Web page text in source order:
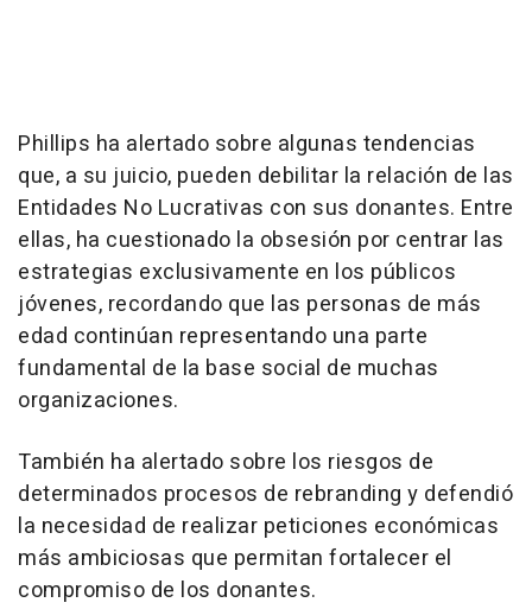
Phillips ha alertado sobre algunas tendencias
que, a su juicio, pueden debilitar la relación de las
Entidades No Lucrativas con sus donantes. Entre
ellas, ha cuestionado la obsesión por centrar las
estrategias exclusivamente en los públicos
jóvenes, recordando que las personas de más
edad continúan representando una parte
fundamental de la base social de muchas
organizaciones.
También ha alertado sobre los riesgos de
determinados procesos de rebranding y defendió
la necesidad de realizar peticiones económicas
más ambiciosas que permitan fortalecer el
compromiso de los donantes.